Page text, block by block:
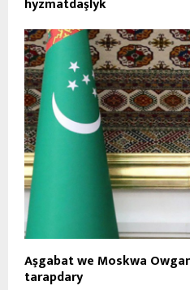
Aşgabat we Moskwa
tarapdary